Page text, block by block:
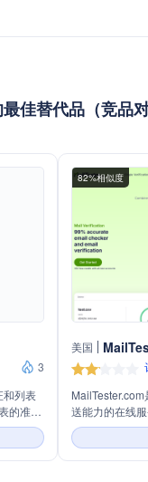
替代品（竞品对
3
和列表
的准确
电子邮
列表清
署的
82%相似度
美国
送能力的在线
邮件检查和验
提高邮件营销
件，包括重复